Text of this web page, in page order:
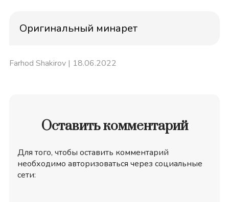
Оригинальный минарет
Farhod Shakirov| 18.06.2022
Оставить комментарий
Для того, чтобы оставить комментарий
необходимо авторизоваться через социальные
сети: